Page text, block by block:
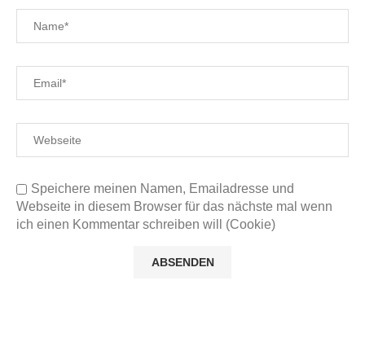
Speichere meinen Namen, Emailadresse und
Webseite in diesem Browser für das nächste mal wenn
ich einen Kommentar schreiben will (Cookie)